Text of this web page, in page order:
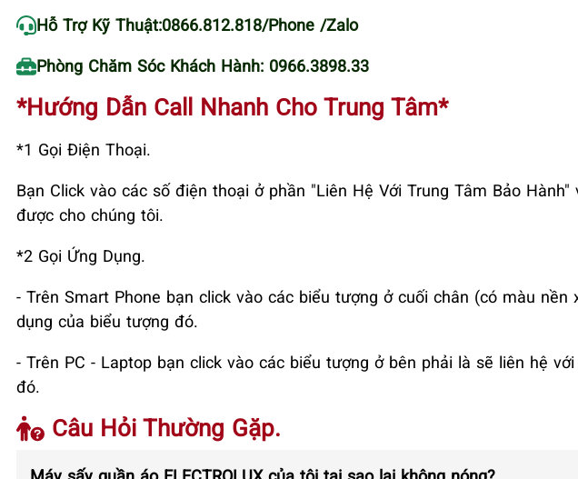
Hỗ Trợ Kỹ Thuật:0866.812.818/Phone /Zalo
Phòng Chăm Sóc Khách Hành: 0966.3898.33
*Hướng Dẫn Call Nhanh Cho Trung Tâm*
*1 Gọi Điện Thoại.
Bạn Click vào các số điện thoại ở phần "Liên Hệ Với Trung Tâm Bảo Hành"
được cho chúng tôi.
*2 Gọi Ứng Dụng.
- Trên Smart Phone bạn click vào các biểu tượng ở cuối chân (có màu
dụng của biểu tượng đó.
- Trên PC - Laptop bạn click vào các biểu tượng ở bên phải là sẽ liên hệ
đó.
Câu Hỏi Thường Gặp.